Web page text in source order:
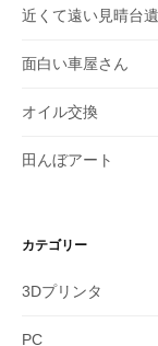
近くて遠い見晴台
面白い車屋さん
オイル交換
田んぼアート
カテゴリー
3Dプリンタ
PC